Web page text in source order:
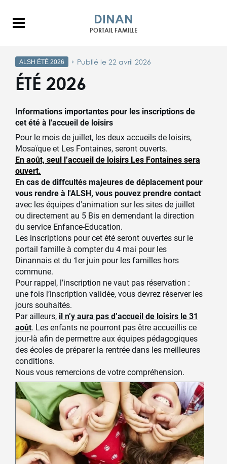
Menu DINAN
PORTAIL FAMILLE
ALSH ÉTÉ 2026 Publié le 22 avril 2026
ÉTÉ 2026
Informations importantes pour les inscriptions de
cet été à l'accueil de loisirs
Pour le mois de juillet, les deux accueils de loisirs,
Mosaïque et Les Fontaines, seront ouverts.
En août, seul l’accueil de loisirs Les Fontaines sera
ouvert.
En cas de diffcultés majeures de déplacement pour
vous rendre à l'ALSH, vous pouvez prendre contact
avec les équipes d'animation sur les sites de juillet
ou directement au 5 Bis en demendant la direction
du service Enfance-Education.
Les inscriptions pour cet été seront ouvertes sur le
portail famille à compter du 4 mai pour les
Dinannais et du 1er juin pour les familles hors
commune.
Pour rappel, l’inscription ne vaut pas réservation :
une fois l’inscription validée, vous devrez réserver les
jours souhaités.
Par ailleurs, il n’y aura pas d’accueil de loisirs le 31
août. Les enfants ne pourront pas être accueillis ce
jour-là afin de permettre aux équipes pédagogiques
des écoles de préparer la rentrée dans les meilleures
conditions.
Nous vous remercions de votre compréhension.